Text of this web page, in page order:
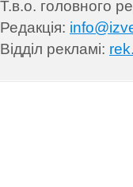
Т.в.о. головного
Редакція:
Відділ рекламі: